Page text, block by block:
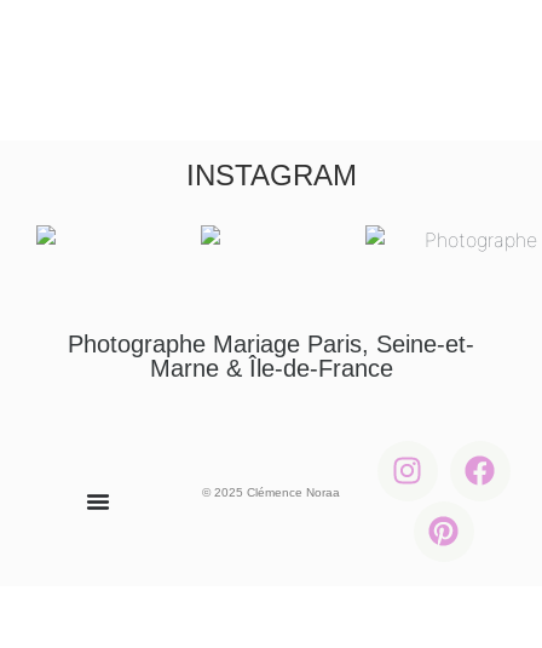
INSTAGRAM
Photographe Mariage Paris, Seine-et-
Marne & Île-de-France
© 2025 Clémence Noraa